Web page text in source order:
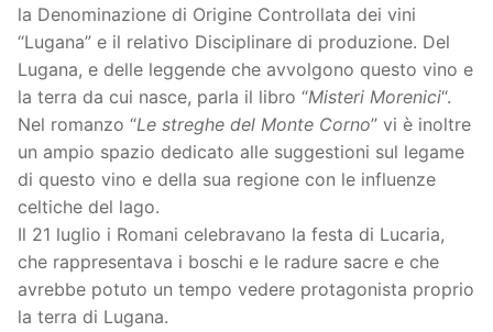
la Denominazione di Origine Controllata dei vini
“Lugana” e il relativo Disciplinare di produzione. Del
Lugana, e delle leggende che avvolgono questo vino e
la terra da cui nasce, parla il libro “Misteri Morenici“.
Nel romanzo “Le streghe del Monte Corno” vi è inoltre
un ampio spazio dedicato alle suggestioni sul legame
di questo vino e della sua regione con le influenze
celtiche del lago.
Il 21 luglio i Romani celebravano la festa di Lucaria,
che rappresentava i boschi e le radure sacre e che
avrebbe potuto un tempo vedere protagonista proprio
la terra di Lugana.